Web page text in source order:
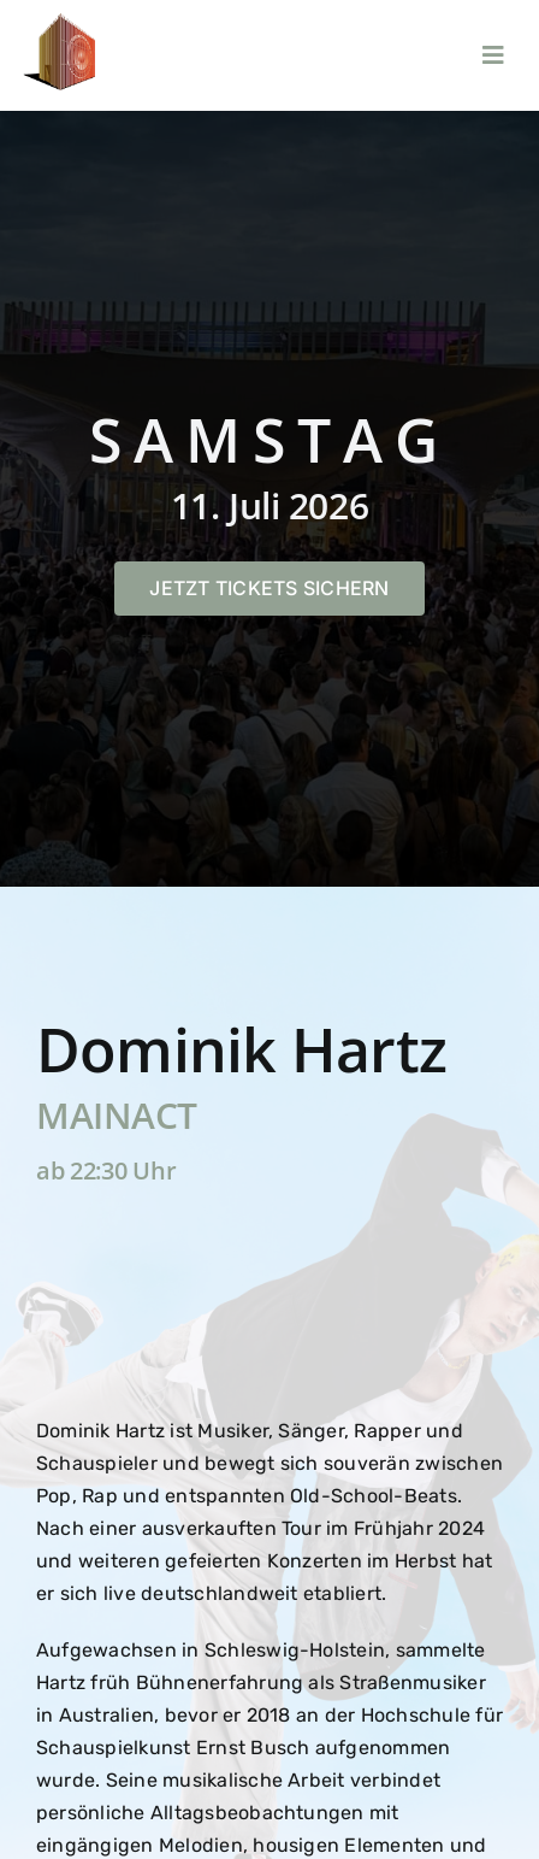
springen
SAMSTAG
11. Juli 2026
JETZT TICKETS SICHERN
Dominik Hartz
MAINACT
ab 22:30 Uhr
Dominik Hartz ist Musiker, Sänger, Rapper und
Schauspieler und bewegt sich souverän zwischen
Pop, Rap und entspannten Old-School-Beats.
Nach einer ausverkauften Tour im Frühjahr 2024
und weiteren gefeierten Konzerten im Herbst hat
er sich live deutschlandweit etabliert.
Aufgewachsen in Schleswig-Holstein, sammelte
Hartz früh Bühnenerfahrung als Straßenmusiker
in Australien, bevor er 2018 an der Hochschule für
Schauspielkunst Ernst Busch aufgenommen
wurde. Seine musikalische Arbeit verbindet
persönliche Alltagsbeobachtungen mit
eingängigen Melodien, housigen Elementen und